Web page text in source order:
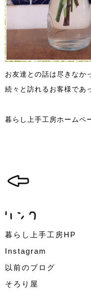
お友達との話は尽きなか
続々と訪れるお客様であ
暮らし上手工房ホームペ
暮らし上手工房HP
Instagram
以前のブログ
そろり屋